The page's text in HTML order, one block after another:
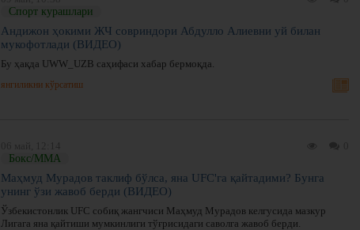
Спорт курашлари
Андижон ҳокими ЖЧ совриндори Абдулло Алиевни уй билан
мукофотлади (ВИДЕО)
Бу ҳақда UWW_UZB саҳифаси хабар бермоқда.
янгиликни кўрсатиш
Бокс/ММА
Маҳмуд Мурадов таклиф бўлса, яна UFC'га қайтадими? Бунга
унинг ўзи жавоб берди (ВИДЕО)
Ўзбекистонлик UFC собиқ жангчиси Маҳмуд Мурадов келгусида мазкур
Лигага яна қайтиши мумкинлиги тўғрисидаги саволга жавоб берди.